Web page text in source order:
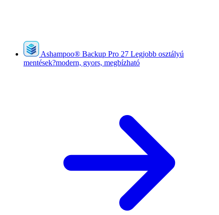
Ashampoo® Backup Pro 27 Legjobb osztályú
mentések?modern, gyors, megbízható